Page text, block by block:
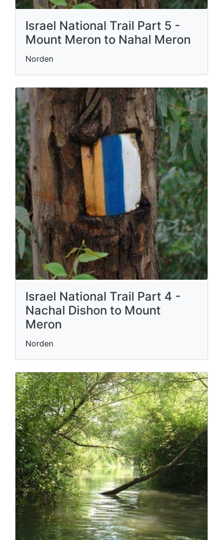
Israel National Trail Part 5 -
Mount Meron to Nahal Meron
Norden
Israel National Trail Part 4 -
Nachal Dishon to Mount
Meron
Norden